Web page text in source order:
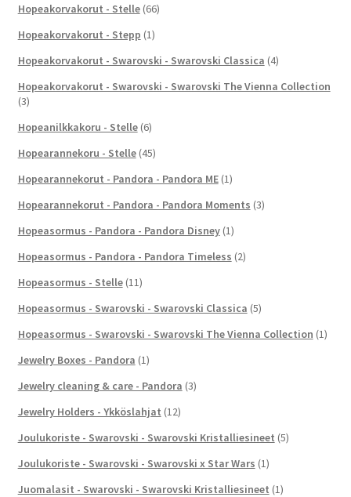
Hopeakorvakorut - Stelle (66)
Hopeakorvakorut - Stepp (1)
Hopeakorvakorut - Swarovski - Swarovski Classica (4)
Hopeakorvakorut - Swarovski - Swarovski The Vienna Collection
(3)
Hopeanilkkakoru - Stelle (6)
Hopearannekoru - Stelle (45)
Hopearannekorut - Pandora - Pandora ME (1)
Hopearannekorut - Pandora - Pandora Moments (3)
Hopeasormus - Pandora - Pandora Disney (1)
Hopeasormus - Pandora - Pandora Timeless (2)
Hopeasormus - Stelle (11)
Hopeasormus - Swarovski - Swarovski Classica (5)
Hopeasormus - Swarovski - Swarovski The Vienna Collection (1)
Jewelry Boxes - Pandora (1)
Jewelry cleaning & care - Pandora (3)
Jewelry Holders - Ykköslahjat (12)
Joulukoriste - Swarovski - Swarovski Kristalliesineet (5)
Joulukoriste - Swarovski - Swarovski x Star Wars (1)
Juomalasit - Swarovski - Swarovski Kristalliesineet (1)